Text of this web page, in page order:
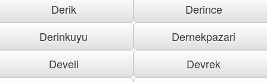
Derik
Derince
Derinkuyu
Dernekpazari
Develi
Devrek